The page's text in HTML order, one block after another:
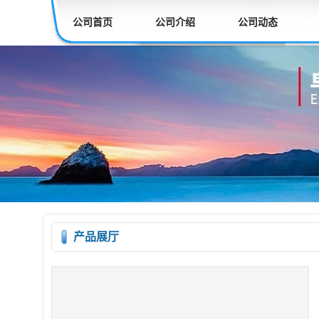
公司首页 公司介绍 公司动态
产品展厅